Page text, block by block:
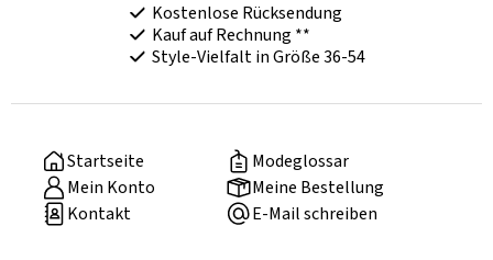
Kostenlose Rücksendung
Kauf auf Rechnung **
Style-Vielfalt in Größe 36-54
Startseite
Modeglossar
Mein Konto
Meine Bestellung
Kontakt
E-Mail schreiben